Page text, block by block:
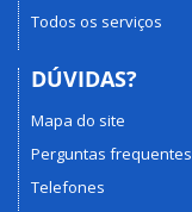
Todos os serviços
DÚVIDAS?
Mapa do site
Perguntas frequentes
Telefones